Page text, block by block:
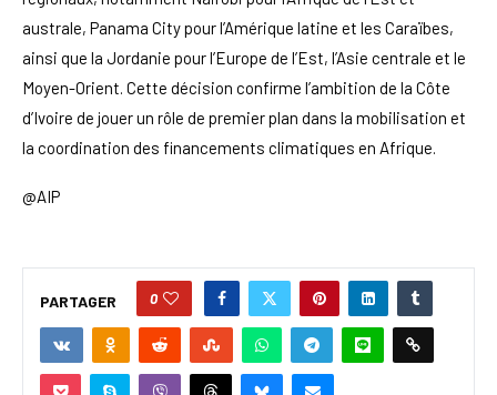
australe, Panama City pour l’Amérique latine et les Caraïbes,
ainsi que la Jordanie pour l’Europe de l’Est, l’Asie centrale et le
Moyen-Orient. Cette décision confirme l’ambition de la Côte
d’Ivoire de jouer un rôle de premier plan dans la mobilisation et
la coordination des financements climatiques en Afrique.
@AIP
PARTAGER 0